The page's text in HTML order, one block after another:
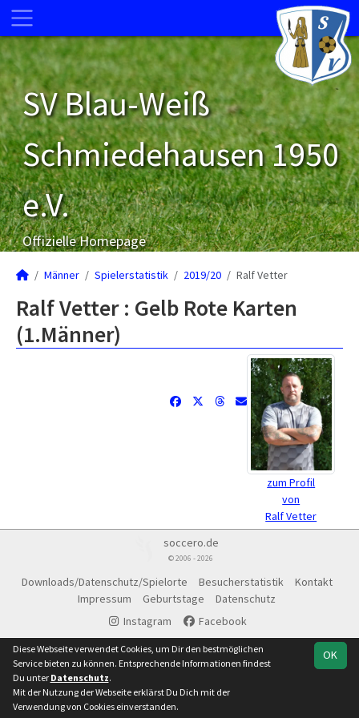
SV Blau-Weiß
Schmiedehausen 1950
e.V.
Offizielle Homepage
Männer Spielerstatistik 2019/20 Ralf Vetter
Ralf Vetter : Gelb Rote Karten
(1.Männer)
zum Profil
von
Ralf Vetter
soccero.de
© 2006 - 2026
Downloads/Datenschutz/Spielorte Besucherstatistik
Kontakt
Impressum
Geburtstage
Datenschutz
Instagram
Facebook
OK
Diese Webseite verwendet Cookies, um Dir den bestmöglichen
Service bieten zu können. Entsprechende Informationen findest
Du unter Datenschutz.
Mit der Nutzung der Webseite erklärst Du Dich mit der
Verwendung von Cookies einverstanden.